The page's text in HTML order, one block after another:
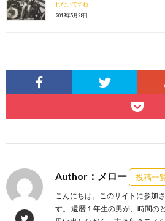
れないですね
2019年5月28日
Author：メロー 投稿一
こんにちは。このサイトに参加
す。 還暦１年生の男が、時間の